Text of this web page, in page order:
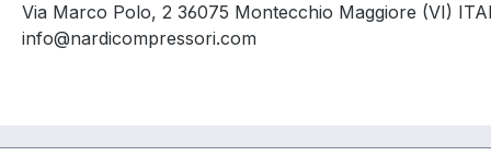
Via Marco Polo, 2 36075 Montecchio Maggiore (VI)
info@nardicompressori.com